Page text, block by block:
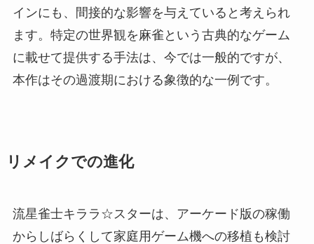
インにも、間接的な影響を与えていると考えられ
ます。特定の世界観を麻雀という古典的なゲーム
に載せて提供する手法は、今では一般的ですが、
本作はその過渡期における象徴的な一例です。
リメイクでの進化
流星雀士キララ☆スターは、アーケード版の稼働
からしばらくして家庭用ゲーム機への移植も検討